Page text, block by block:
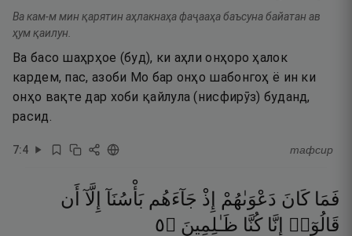
Ва кам-м мин қарятин аҳлакнаҳа фаҷааҳа баъсуна байатан ав
ҳум қаилун.
Ва басо шаҳрҳое (буд), ки аҳли онҳоро ҳалок
кардем, пас, азоби Мо бар онҳо шабонгоҳ ё ин ки
онҳо вақте дар хоби қайлула (нисфирӯз) буданд,
расид.
7:4 тафсир
فَمَا كَانَ دَعْوَىٰهُمْ إِذْ جَآءَهُم بَأْسُنَآ إِلَّآ
أَن
قَالُوٓا۟ إِنَّا كُنَّا ظَـٰلِمِينَ ۝٥